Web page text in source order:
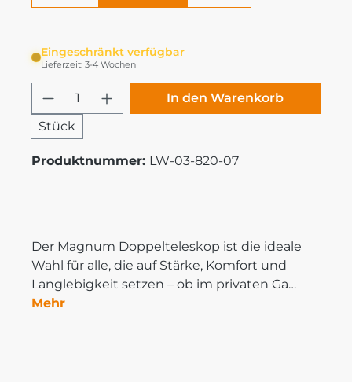
Eingeschränkt verfügbar
Lieferzeit: 3-4 Wochen
Produkt Anzahl: Gib den
Stück
In den Warenkorb
Produktnummer: LW-03-820-07
Der Magnum Doppelteleskop ist die ideale
Wahl für alle, die auf Stärke, Komfort und
Langlebigkeit setzen – ob im privaten Ga…
Mehr